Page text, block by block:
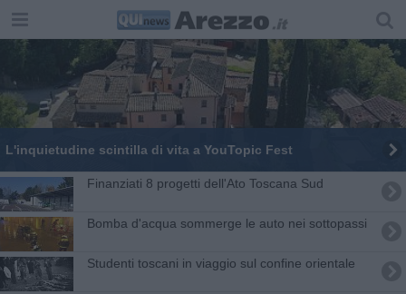
L'inquietudine scintilla di vita a YouTopic Fest
Finanziati 8 progetti dell'Ato Toscana Sud
Bomba d'acqua sommerge le auto nei sottopassi
Studenti toscani in viaggio sul confine orientale